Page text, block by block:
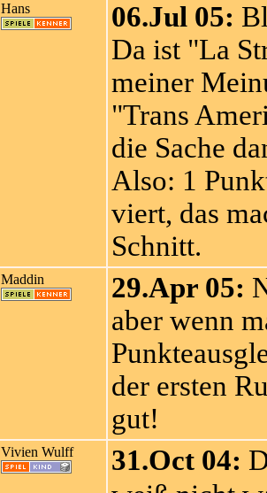
Hans 06.Jul 05:
Da ist "La
meiner
"Trans
die Sache
Also: 1
viert, das
Schnitt.
Maddin 29.Apr 05:
aber wenn
der ersten
gut!
Vivien Wulff 31.Oct 04: